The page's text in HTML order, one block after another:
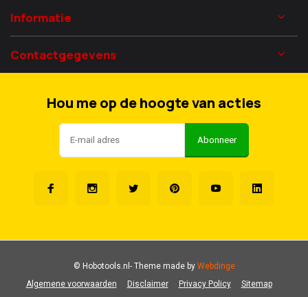
Informatie
Contactgegevens
Hou me op de hoogte van acties
Abonneer
Algemene voorwaarden Disclaimer Privacy Policy Sitemap
© Hobotools.nl- Theme made byWebdinge